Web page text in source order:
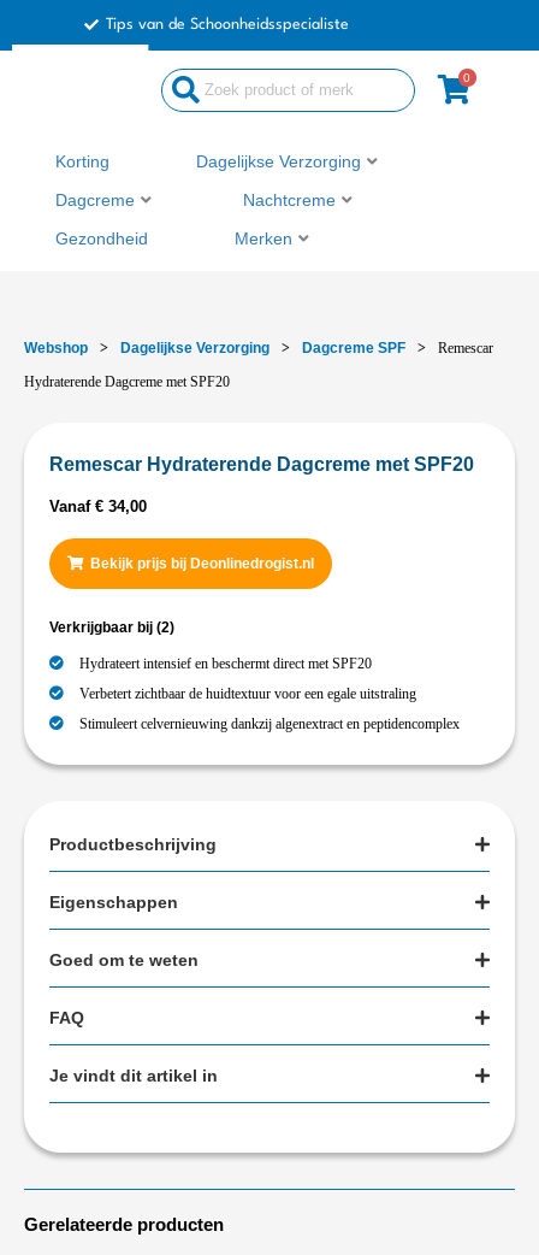
Tips van de Schoonheidsspecialiste
0
Korting Dagelijkse Verzorging
Dagcreme Nachtcreme
Gezondheid Merken
Webshop > Dagelijkse Verzorging > Dagcreme SPF >
Remescar
Hydraterende Dagcreme met SPF20
Remescar Hydraterende Dagcreme met SPF20
Vanaf € 34,00
Bekijk prijs bij Deonlinedrogist.nl
Verkrijgbaar bij (2)
Hydrateert intensief en beschermt direct met SPF20
Verbetert zichtbaar de huidtextuur voor een egale uitstraling
Stimuleert celvernieuwing dankzij algenextract en peptidencomplex
Productbeschrijving
Eigenschappen
Goed om te weten
FAQ
Je vindt dit artikel in
Gerelateerde producten